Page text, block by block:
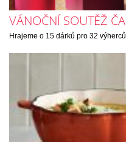
VÁNOČNÍ SOUTĚŽ
Hrajeme o 15 dárků pro 32